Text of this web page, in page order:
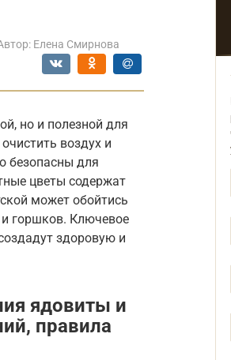
Елена Смирнова
но и полезной для
воздух и
безопасны для
цветы содержат
может обойтись
и горшков. Ключевое
здоровую и
ядовиты и
правила